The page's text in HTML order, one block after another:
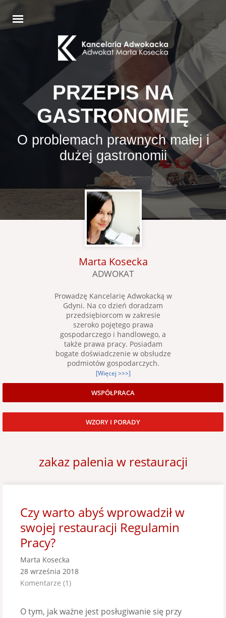
PRZEPIS NA
GASTRONOMIĘ
O problemach prawnych małej i
dużej gastronomii
Marta Kosecka
ADWOKAT
Prowadzę Kancelarię Adwokacką w
Gdyni. Na co dzień doradzam
przedsiębiorcom w zakresie
szeroko pojętego prawa
gospodarczego i handlowego, a
także prawa pracy. Posiadam
bogate doświadczenie w obsłudze
podmiotów gospodarczych.
[Więcej >>>]
WSPÓŁPRACA
WZORY I PORADY
zakaz palenia w restauracji
Czy warto abyś wprowadził w
swojej restauracji Regulamin
Pracy?
Marta Kosecka
28 września 2018
Komentarze (1)
O tym, jak ważne jest posługiwanie się przy